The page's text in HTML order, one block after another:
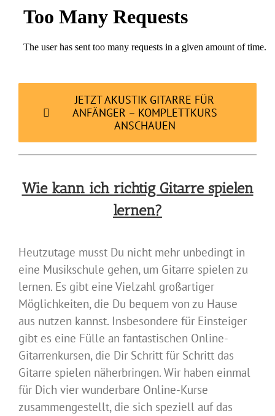
JETZT AKUSTIK GITARRE FÜR
ANFÄNGER – KOMPLETTKURS
ANSCHAUEN
Wie kann ich richtig Gitarre spielen
lernen?
Heutzutage musst Du nicht mehr unbedingt in
eine Musikschule gehen, um Gitarre spielen zu
lernen. Es gibt eine Vielzahl großartiger
Möglichkeiten, die Du bequem von zu Hause
aus nutzen kannst. Insbesondere für Einsteiger
gibt es eine Fülle an fantastischen Online-
Gitarrenkursen, die Dir Schritt für Schritt das
Gitarre spielen näherbringen. Wir haben einmal
für Dich vier wunderbare Online-Kurse
zusammengestellt, die sich speziell auf das